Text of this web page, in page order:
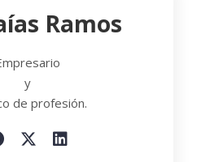
Ramos
y
de profesión.